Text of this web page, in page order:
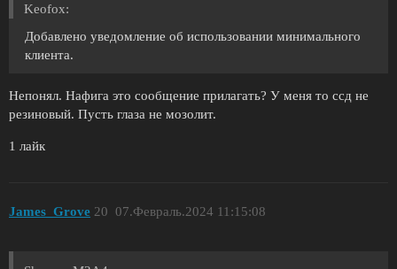
Keofox:
Добавлено уведомление об использовании минимального
клиента.
Непонял. Нафига это сообщение прилагать? У меня то ссд не
резиновый. Пусть глаза не мозолит.
1 лайк
James_Grove 07.Февраль.2024 11:15:08
20